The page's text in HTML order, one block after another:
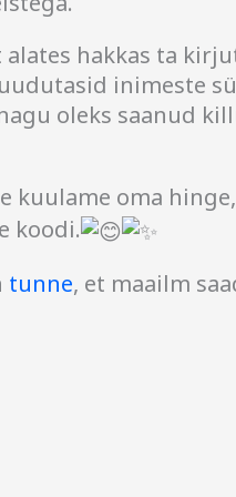
alates hakkas ta
inimeste
oleks saanud
kuulame oma
koodi.
tunne, et maailm